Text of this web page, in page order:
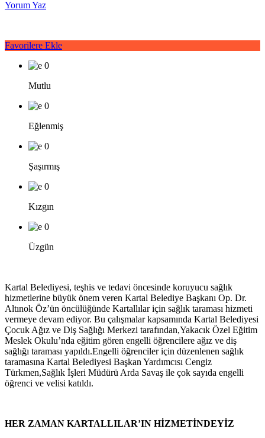
Yorum Yaz
Favorilere Ekle
0
Mutlu
0
Eğlenmiş
0
Şaşırmış
0
Kızgın
0
Üzgün
Kartal Belediyesi, teşhis ve tedavi öncesinde koruyucu sağlık
hizmetlerine büyük önem veren Kartal Belediye Başkanı Op. Dr.
Altınok Öz’ün öncülüğünde Kartallılar için sağlık taraması hizmeti
vermeye devam ediyor. Bu çalışmalar kapsamında Kartal Belediyesi
Çocuk Ağız ve Diş Sağlığı Merkezi tarafından,Yakacık Özel Eğitim
Meslek Okulu’nda eğitim gören engelli öğrencilere ağız ve diş
sağlığı taraması yapıldı.Engelli öğrenciler için düzenlenen sağlık
taramasına Kartal Belediyesi Başkan Yardımcısı Cengiz
Türkmen,Sağlık İşleri Müdürü Arda Savaş ile çok sayıda engelli
öğrenci ve velisi katıldı.
HER ZAMAN KARTALLILAR’IN HİZMETİNDEYİZ